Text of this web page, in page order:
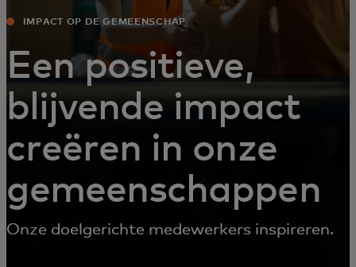
IMPACT OP DE GEMEENSCHAP
Een positieve,
blijvende impact
creëren in onze
gemeenschappen
Onze doelgerichte medewerkers inspireren.